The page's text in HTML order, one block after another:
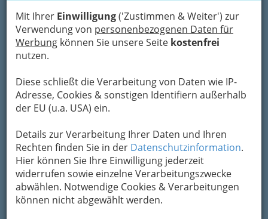
Mit Ihrer Einwilligung('Zustimmen & Weiter') zur
Verwendung von personenbezogenen Daten für
Werbung können Sie unsere Seite kostenfrei
nutzen.
Diese schließt die Verarbeitung von Daten wie IP-
Adresse, Cookies & sonstigen Identifiern außerhalb
der EU (u.a. USA) ein.
Details zur Verarbeitung Ihrer Daten und Ihren
Rechten finden Sie in der Datenschutzinformation.
Hier können Sie Ihre Einwilligung jederzeit
widerrufen sowie einzelne Verarbeitungszwecke
abwählen. Notwendige Cookies & Verarbeitungen
können nicht abgewählt werden.
Hier wird Begleitung und Beratung für ledige,
getrennt lebende, geschiedene und verwitwete
Mütter/Väter sowie Besuchsväter/-mütter
Alleinerziehende und ihre Kinder.
Karte
Adresse mit Google Maps anschauen
Kontaktaufnahme